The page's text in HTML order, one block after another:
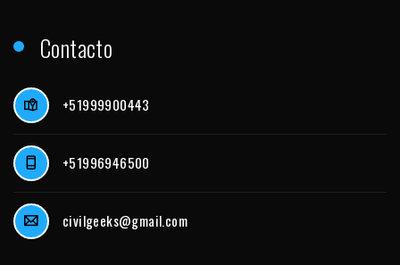
Contacto
+51999900443
+51996946500
civilgeeks@gmail.com